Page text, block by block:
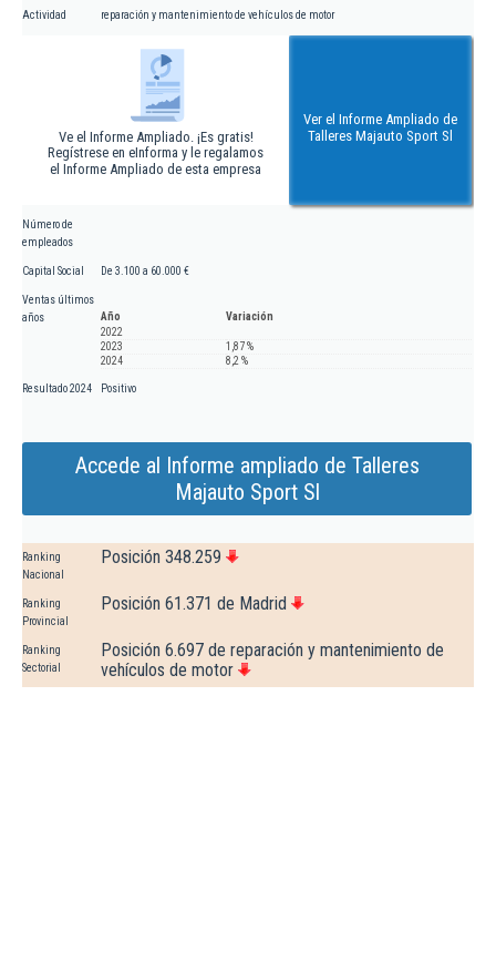
Actividad reparación y mantenimiento de vehículos de motor
Ve el Informe Ampliado. ¡Es gratis!
Regístrese en eInforma y le regalamos
el Informe Ampliado de esta empresa
Ver el Informe Ampliado de
Talleres Majauto Sport Sl
Número de
empleados
Capital Social De 3.100 a 60.000 €
Ventas últimos
años
Año
Variación
2022
2023
1,87 %
2024
8,2 %
Resultado 2024 Positivo
Accede al Informe ampliado de Talleres
Majauto Sport Sl
Ranking
Nacional
Posición 348.259
Ranking
Provincial
Posición 61.371 de Madrid
Ranking
Sectorial
Posición 6.697 de reparación y mantenimiento de
vehículos de motor